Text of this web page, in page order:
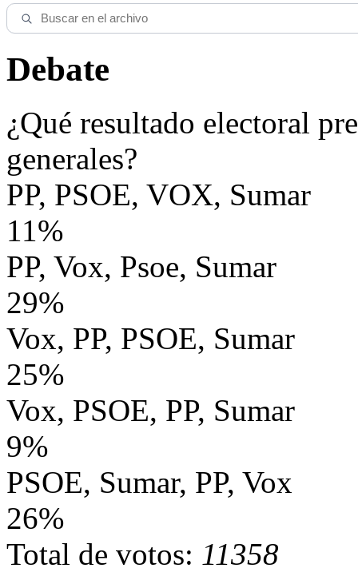
Debate
¿Qué resultado electoral
generales?
PP, PSOE, VOX, Sumar
11%
PP, Vox, Psoe, Sumar
29%
Vox, PP, PSOE, Sumar
25%
Vox, PSOE, PP, Sumar
9%
PSOE, Sumar, PP, Vox
26%
Total de votos: 11358